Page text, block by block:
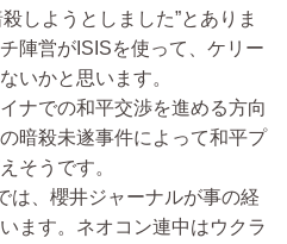
しようとしました”とありま
陣営がISISを使って、ケリー
いかと思います。
ナでの和平交渉を進める方向
暗殺未遂事件によって和平プ
そうです。
は、櫻井ジャーナルが事の経
ます。ネオコン連中はウクラ